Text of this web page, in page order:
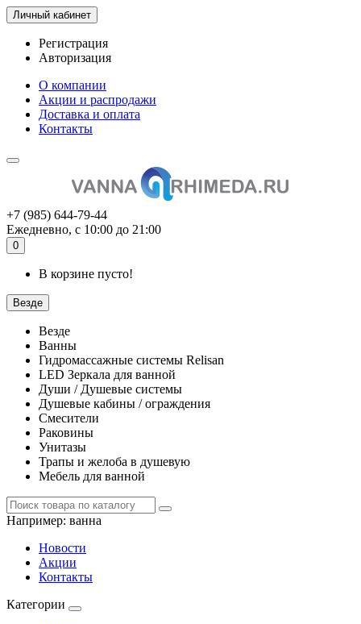
Личный кабинет
Регистрация
Авторизация
О компании
Акции и распродажи
Доставка и оплата
Контакты
+7 (985) 644-79-44
Ежедневно, с 10:00 до 21:00
0
В корзине пусто!
Везде
Везде
Ванны
Гидромассажные системы Relisan
LED Зеркала для ванной
Души / Душевые системы
Душевые кабины / ограждения
Смесители
Раковины
Унитазы
Трапы и желоба в душевую
Мебель для ванной
Например: ванна
Новости
Акции
Контакты
Категории